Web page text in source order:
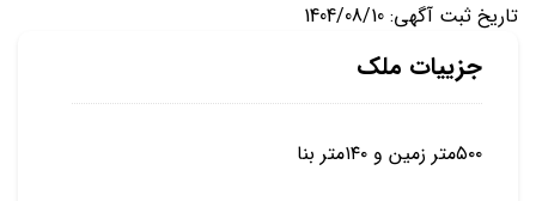
تاریخ ثبت آگهی: 1404/08/10
جزییات ملک
۵۰۰متر زمین و ۱۴۰متر بنا